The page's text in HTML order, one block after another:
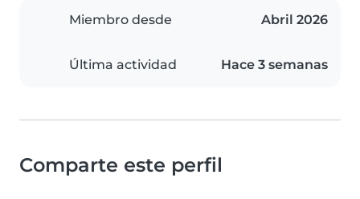
Miembro desde Abril 2026
Última actividad Hace 3 semanas
Comparte este perfil